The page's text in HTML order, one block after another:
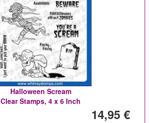
Halloween Scream
Clear Stamps, 4 x 6 Inch
14,95 €